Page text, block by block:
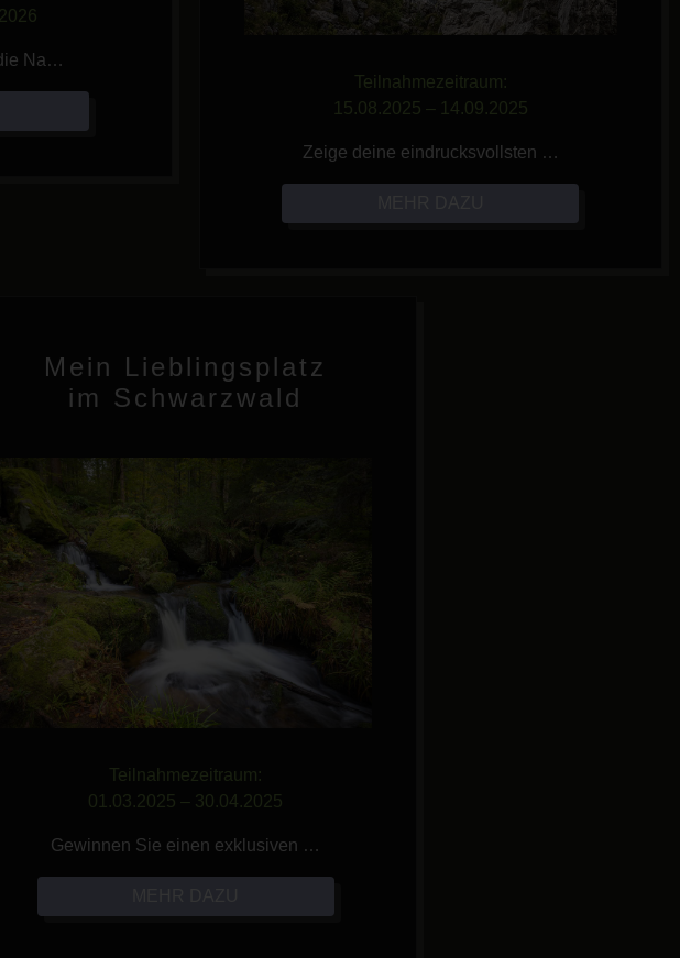
Na…
Teilnahmezeitraum:
15.08.2025 – 14.09.2025
Zeige deine eindrucksvollsten …
Mein Lieblingsplatz
im Schwarzwald
Teilnahmezeitraum:
01.03.2025 – 30.04.2025
Gewinnen Sie einen exklusiven …